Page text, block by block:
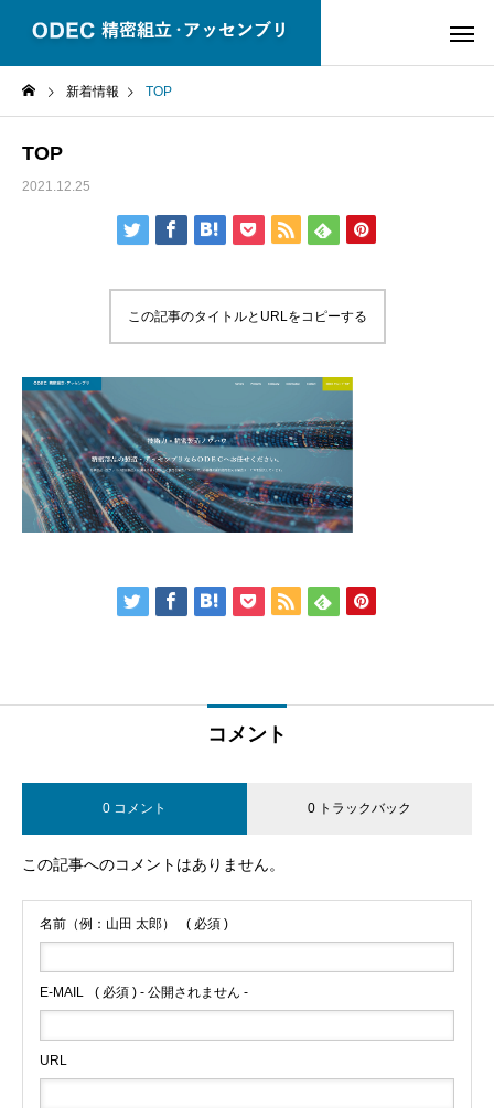
新着情報 TOP
TOP
2021.12.25
この記事のタイトルとURLをコピーする
コメント
0 コメント 0 トラックバック
この記事へのコメントはありません。
名前（例：山田 太郎） ( 必須 )
E-MAIL ( 必須 ) - 公開されません -
URL